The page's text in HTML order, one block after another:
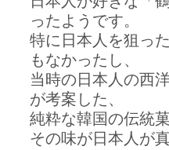
ったようです。
特に日本人を狙っ
もなかったし、
当時の日本人の西
が考案した、
純粋な韓国の伝統
その味が日本人が